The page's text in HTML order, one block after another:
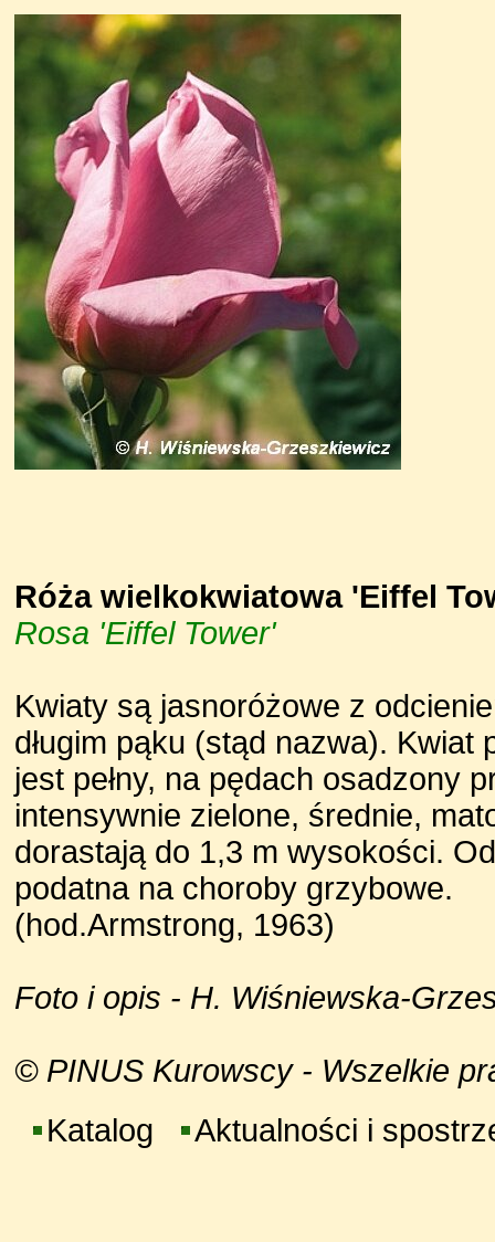
Róża wielkokwiatowa 'Eiffel
Rosa 'Eiffel Tower'
Kwiaty są jasnoróżowe z
długim pąku (stąd nazwa).
jest pełny, na pędach osadzony
intensywnie zielone, średnie,
dorastają do 1,3 m wysokości.
podatna na choroby grzybowe.
(hod.Armstrong, 1963)
Foto i opis - H. Wiśniewska-
© PINUS Kurowscy - Wszelkie
Katalog
Aktualności i